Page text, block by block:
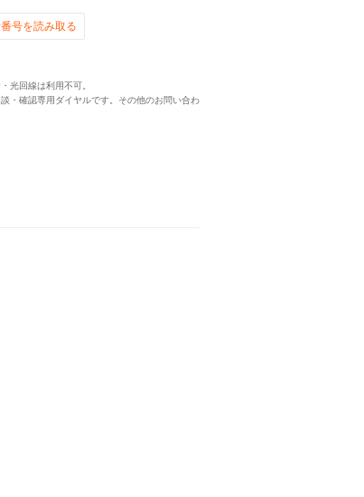
号を読み取る
光回線は利用不可。
・確認専用ダイヤルです。その他のお問い合わ